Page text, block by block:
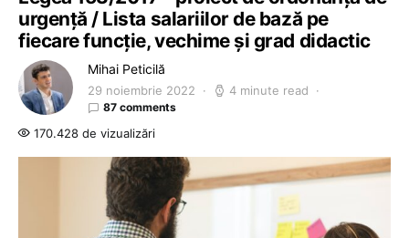
urgență / Lista salariilor de bază pe
fiecare funcție, vechime și grad didactic
Mihai Peticilă
29 noiembrie 2022 4 minute read
87 comments
170.428 de vizualizări